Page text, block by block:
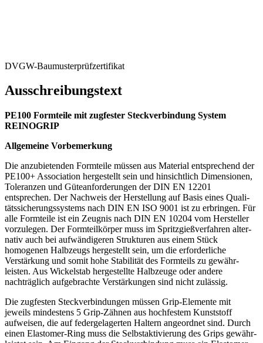
DVGW-Baumus­ter­prüf­zer­ti­fikat
Ausschrei­bungstext
PE100 Formteile mit zugfester Steck­ver­bindung System
REINOGRIP
Allge­meine Vorbemerkung
Die anzubie­tenden Formteile müssen aus Material entspre­chend der
PE100+ Association herge­stellt sein und hinsichtlich Dimen­sionen,
Toleranzen und Gütean­for­de­rungen der DIN EN 12201
entsprechen. Der Nachweis der Herstellung auf Basis eines Quali­
täts­si­che­rungs­systems nach DIN EN ISO 9001 ist zu erbringen. Für
alle Formteile ist ein Zeugnis nach DIN EN 10204 vom Hersteller
vorzu­legen. Der Formteil­körper muss im Spritz­gieß­ver­fahren alter­
nativ auch bei aufwän­di­geren Struk­turen aus einem Stück
homogenen Halbzeugs herge­stellt sein, um die erfor­der­liche
Verstärkung und somit hohe Stabi­lität des Formteils zu gewähr­
leisten. Aus Wickelstab herge­stellte Halbzeuge oder andere
nachträglich aufge­brachte Verstär­kungen sind nicht zulässig.
Die zugfesten Steck­ver­bin­dungen müssen Grip-Elemente mit
jeweils mindestens 5 Grip-Zähnen aus hochfestem Kunst­stoff
aufweisen, die auf feder­ge­la­gerten Haltern angeordnet sind. Durch
einen Elastomer-Ring muss die Selbst­ak­ti­vierung des Grips gewähr­